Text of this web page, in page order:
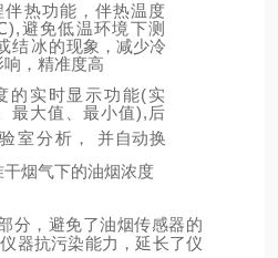
伴热功能，伴热温度
避免低温环境下测
结冰的现象，减少冷
，精准度高
的实时显示功能(实
最大值、最小值),后
室分析，
并自动换
烟气下的油烟浓度
分，避免了油烟传感器的
器抗污染能力，延长了仪